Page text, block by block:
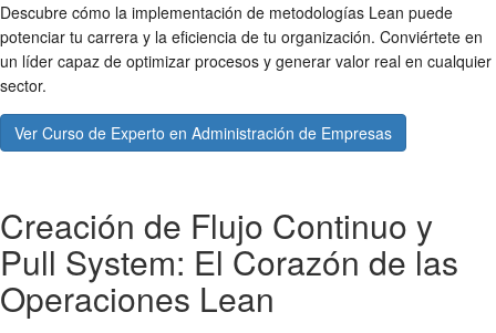
Descubre cómo la implementación de metodologías Lean puede
potenciar tu carrera y la eficiencia de tu organización. Conviértete en
un líder capaz de optimizar procesos y generar valor real en cualquier
sector.
Ver Curso de Experto en Administración de Empresas
Creación de Flujo Continuo y
Pull System: El Corazón de las
Operaciones Lean